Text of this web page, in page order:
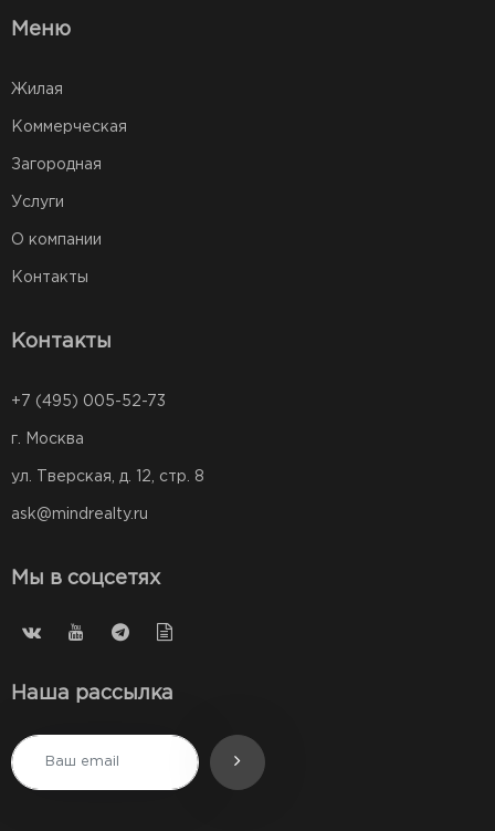
Меню
Жилая
Коммерческая
Загородная
Услуги
О компании
Контакты
Контакты
+7 (495) 005-52-73
г. Москва
ул. Тверская, д. 12, стр. 8
ask@mindrealty.ru
Мы в соцсетях
Наша рассылка